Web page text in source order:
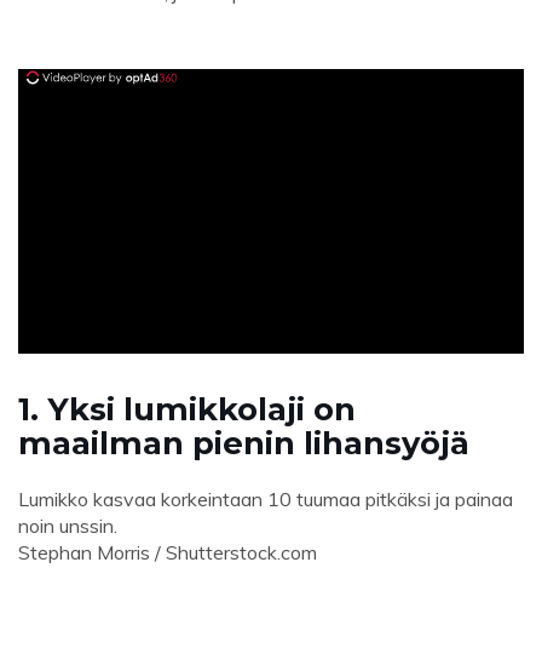
1. Yksi lumikkolaji on
maailman pienin lihansyöjä
Lumikko kasvaa korkeintaan 10 tuumaa pitkäksi ja painaa
noin unssin.
Stephan Morris / Shutterstock.com